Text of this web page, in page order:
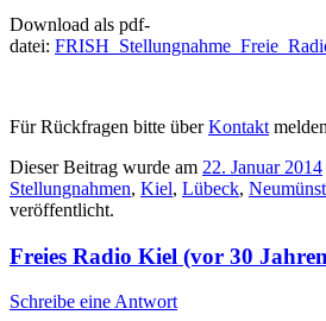
Download als pdf-
datei:
Für Rückfragen bitte überKontakt melden
Dieser Beitrag wurde am 22. Januar 2014
Stellungnahmen, Kiel, Lübeck,
veröffentlicht.
Freies Radio Kiel (vor 30
Schreibe eine Antwort